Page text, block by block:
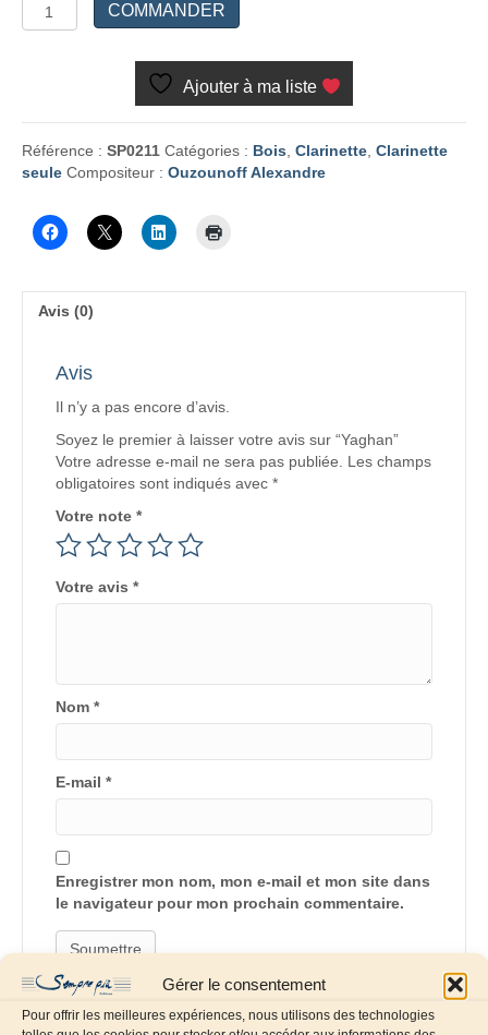
Gérer le consentement
Pour offrir les meilleures expériences, nous utilisons des technologies
de
COMMANDER
Ajouter à ma liste
Référence : SP0211 Catégories : Bois Clarinette Clarinette
seule Compositeur : Ouzounoff Alexandre
Avis (0)
Avis
Il n’y a pas encore d’avis.
Soyez le premier à laisser votre avis sur “Yaghan”
Votre adresse e-mail ne sera pas publiée.
Les champs
obligatoires sont indiqués avec *
Votre note *
Votre avis *
Nom *
E-mail *
Enregistrer mon nom, mon e-mail et mon site dans
le navigateur pour mon prochain commentaire.